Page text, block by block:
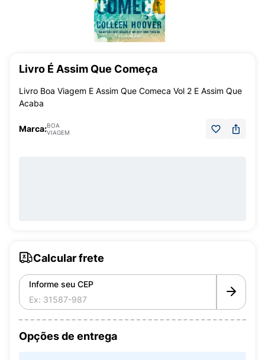
Livro É Assim Que Começa
Livro Boa Viagem E Assim Que Comeca Vol 2 E Assim Que
Acaba
Marca:BOA
VIAGEM
Calcular frete
Informe seu CEP
Opções de entrega